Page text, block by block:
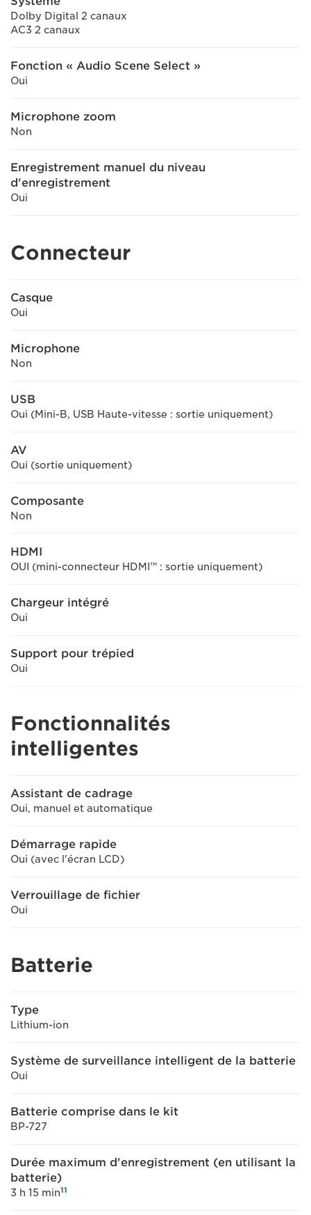
Dolby Digital 2 canaux
AC3 2 canaux
Fonction « Audio Scene Select »
Oui
Microphone zoom
Non
Enregistrement manuel du niveau
d'enregistrement
Oui
Connecteur
Casque
Oui
Microphone
Non
USB
Oui (Mini-B, USB Haute-vitesse : sortie uniquement)
AV
Oui (sortie uniquement)
Composante
Non
HDMI
OUI (mini-connecteur HDMI™ : sortie uniquement)
Chargeur intégré
Oui
Support pour trépied
Oui
Fonctionnalités
intelligentes
Assistant de cadrage
Oui, manuel et automatique
Démarrage rapide
Oui (avec l'écran LCD)
Verrouillage de fichier
Oui
Batterie
Type
Lithium-ion
Système de surveillance intelligent de la batterie
Oui
Batterie comprise dans le kit
BP-727
Durée maximum d'enregistrement (en utilisant la
batterie)
3 h 15 min11